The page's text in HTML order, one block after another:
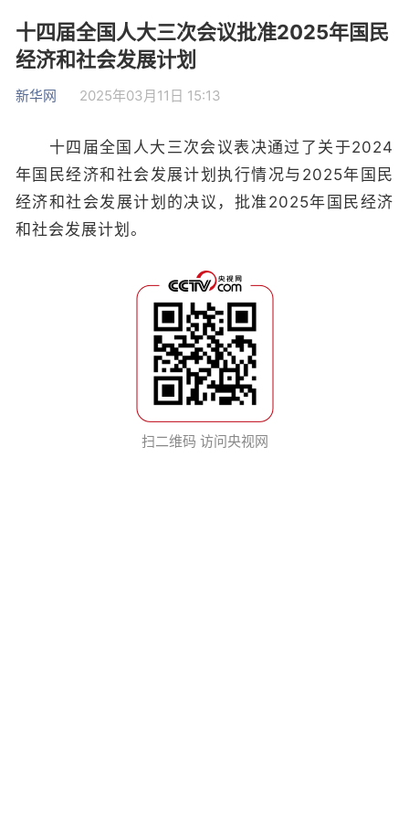
十四届全国人大三次会议批准2025年国民
经济和社会发展计划
新华网 2025年03月11日 15:13
十四届全国人大三次会议表决通过了关于2024
年国民经济和社会发展计划执行情况与2025年国民
经济和社会发展计划的决议，批准2025年国民经济
和社会发展计划。
扫二维码 访问央视网